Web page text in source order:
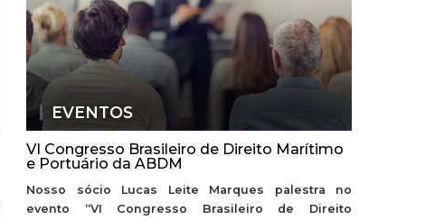
EVENTOS
VI Congresso Brasileiro de Direito Marítimo
e Portuário da ABDM
Nosso sócio Lucas Leite Marques palestra no
evento “VI Congresso Brasileiro de Direito